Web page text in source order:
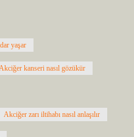
yaşar
kanseri nasıl gözükür
Akciğer zarı iltihabı nasıl anlaşılır